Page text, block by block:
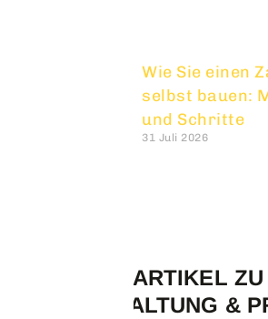
Wie Sie einen
selbst bauen:
und Schritte
31 Juli 2026
BELIEBTE ARTIKEL ZU
INSTANDHALTUNG &